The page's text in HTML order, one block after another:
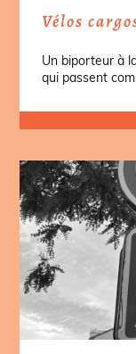
Vélos
Un biporteur à
qui passent